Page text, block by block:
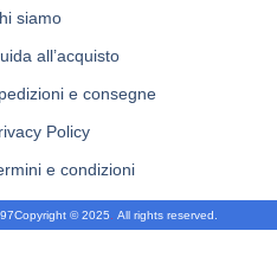
siamo
all’acquisto
e consegne
Policy
e condizioni
Copyright © 2025. All rights reserved.